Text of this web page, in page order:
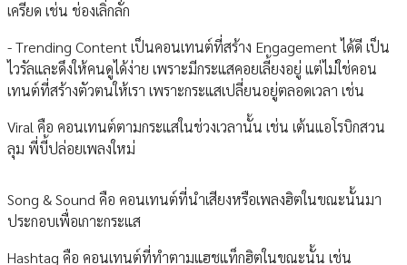
เครียด เช่น ช่องเลิ่กลั่ก
- Trending Content เป็นคอนเทนต์ที่สร้าง Engagement ได้ดี เป็น
ไวรัลและดึงให้คนดูได้ง่าย เพราะมีกระแสคอยเลี้ยงอยู่ แต่ไม่ใช่คอน
เทนต์ที่สร้างตัวตนให้เรา เพราะกระแสเปลี่ยนอยู่ตลอดเวลา เช่น
Viral คือ คอนเทนต์ตามกระแสในช่วงเวลานั้น เช่น เต้นแอโรบิกสวน
ลุม พี่บี้ปล่อยเพลงใหม่
Song & Sound คือ คอนเทนต์ที่นำเสียงหรือเพลงฮิตในขณะนั้นมา
ประกอบเพื่อเกาะกระแส
Hashtag คือ คอนเทนต์ที่ทำตามแฮชแท็กฮิตในขณะนั้น เช่น